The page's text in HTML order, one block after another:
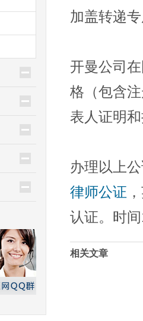
加盖转递
开曼公司
格（包含
表人证明
办理以上
律师公证
认证。时
相关文章